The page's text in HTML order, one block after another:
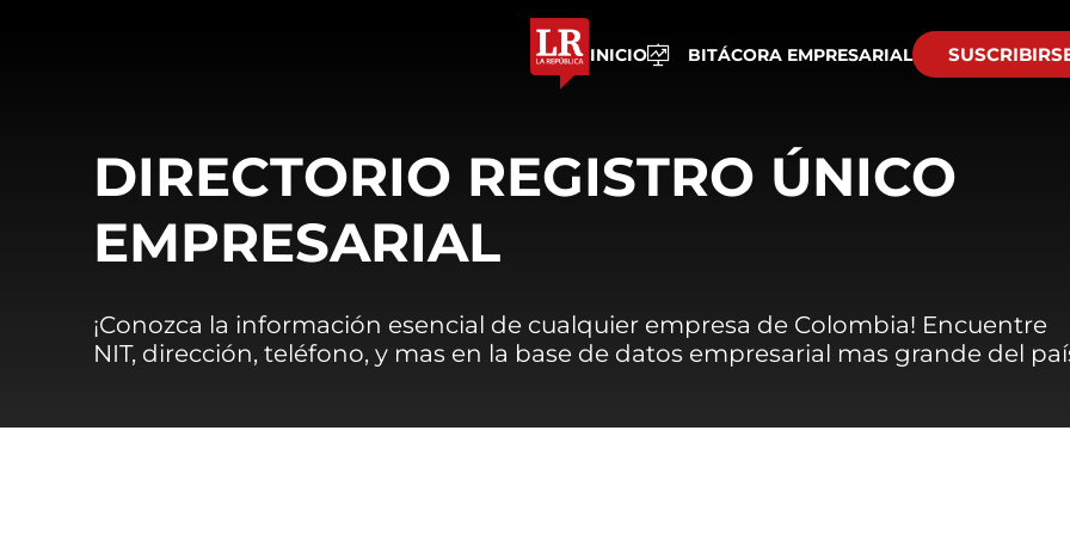
INICIO BITÁCORA EMPRESARIAL
DIRECTORIO REGISTRO ÚNICO
EMPRESARIAL
¡Conozca la información esencial de cualquier empresa de Colombia! Encuentre
NIT, dirección, teléfono, y mas en la base de datos empresarial mas grande del